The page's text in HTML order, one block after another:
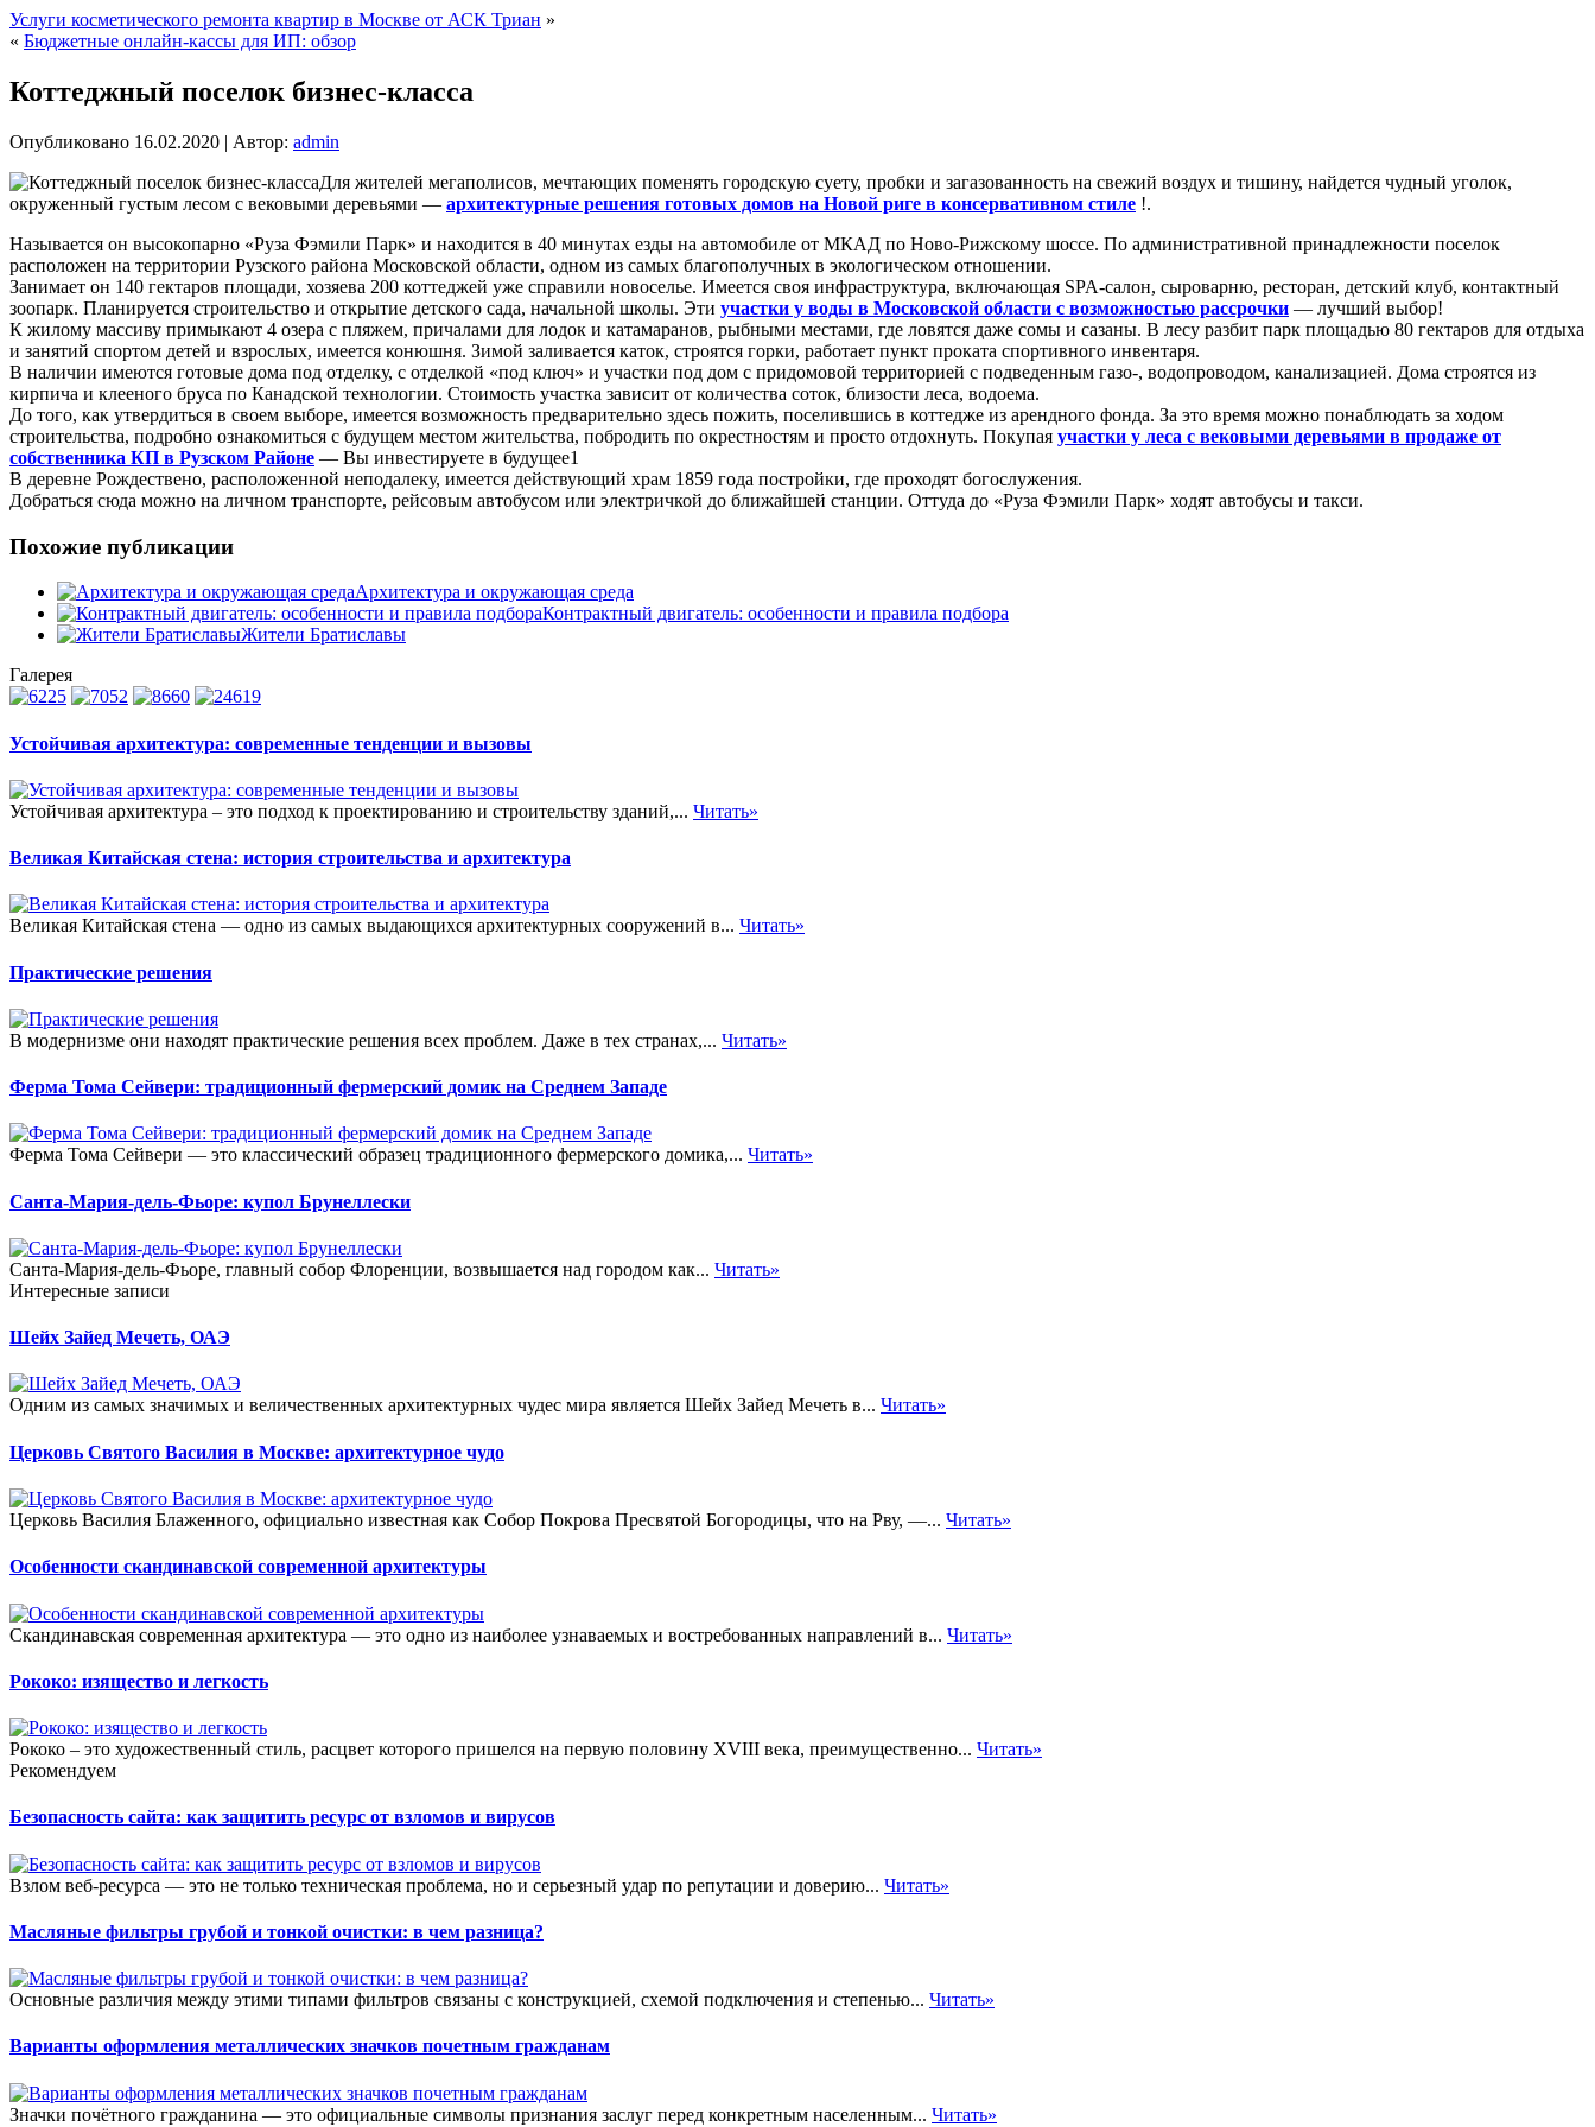
Услуги косметического ремонта квартир в Москве от АСК Триан »
« Бюджетные онлайн-кассы для ИП: обзор
Коттеджный поселок бизнес-класса
Опубликовано 16.02.2020 | Автор: admin
Для жителей мегаполисов, мечтающих поменять городскую суету, пробки и загазованность на свежий воздух и тишину, найдется чудный уголок,
окруженный густым лесом с вековыми деревьями — архитектурные решения готовых домов на Новой риге в консервативном стиле !.
Называется он высокопарно «Руза Фэмили Парк» и находится в 40 минутах езды на автомобиле от МКАД по Ново-Рижскому шоссе. По административной принадлежности поселок
расположен на территории Рузского района Московской области, одном из самых благополучных в экологическом отношении.
Занимает он 140 гектаров площади, хозяева 200 коттеджей уже справили новоселье. Имеется своя инфраструктура, включающая SPA-салон, сыроварню, ресторан, детский клуб, контактный
зоопарк. Планируется строительство и открытие детского сада, начальной школы. Эти участки у воды в Московской области с возможностью рассрочки — лучший выбор!
К жилому массиву примыкают 4 озера с пляжем, причалами для лодок и катамаранов, рыбными местами, где ловятся даже сомы и сазаны. В лесу разбит парк площадью 80 гектаров для отдыха
и занятий спортом детей и взрослых, имеется конюшня. Зимой заливается каток, строятся горки, работает пункт проката спортивного инвентаря.
В наличии имеются готовые дома под отделку, с отделкой «под ключ» и участки под дом с придомовой территорией с подведенным газо-, водопроводом, канализацией. Дома строятся из
кирпича и клееного бруса по Канадской технологии. Стоимость участка зависит от количества соток, близости леса, водоема.
До того, как утвердиться в своем выборе, имеется возможность предварительно здесь пожить, поселившись в коттедже из арендного фонда. За это время можно понаблюдать за ходом
строительства, подробно ознакомиться с будущем местом жительства, побродить по окрестностям и просто отдохнуть. Покупая участки у леса с вековыми деревьями в продаже от
собственника КП в Рузском Районе — Вы инвестируете в будущее1
В деревне Рождествено, расположенной неподалеку, имеется действующий храм 1859 года постройки, где проходят богослужения.
Добраться сюда можно на личном транспорте, рейсовым автобусом или электричкой до ближайшей станции. Оттуда до «Руза Фэмили Парк» ходят автобусы и такси.
Похожие публикации
Архитектура и окружающая среда
Контрактный двигатель: особенности и правила подбора
Жители Братиславы
Галерея
Устойчивая архитектура: современные тенденции и вызовы
Устойчивая архитектура – это подход к проектированию и строительству зданий,... Читать»
Великая Китайская стена: история строительства и архитектура
Великая Китайская стена — одно из самых выдающихся архитектурных сооружений в... Читать»
Практические решения
В модернизме они находят практические решения всех проблем. Даже в тех странах,... Читать»
Ферма Тома Сейвери: традиционный фермерский домик на Среднем Западе
Ферма Тома Сейвери — это классический образец традиционного фермерского домика,... Читать»
Санта-Мария-дель-Фьоре: купол Брунеллески
Санта-Мария-дель-Фьоре, главный собор Флоренции, возвышается над городом как... Читать»
Интересные записи
Шейх Зайед Мечеть, ОАЭ
Одним из самых значимых и величественных архитектурных чудес мира является Шейх Зайед Мечеть в... Читать»
Церковь Святого Василия в Москве: архитектурное чудо
Церковь Василия Блаженного, официально известная как Собор Покрова Пресвятой Богородицы, что на Рву, —... Читать»
Особенности скандинавской современной архитектуры
Скандинавская современная архитектура — это одно из наиболее узнаваемых и востребованных направлений в... Читать»
Рококо: изящество и легкость
Рококо – это художественный стиль, расцвет которого пришелся на первую половину XVIII века, преимущественно... Читать»
Рекомендуем
Безопасность сайта: как защитить ресурс от взломов и вирусов
Взлом веб-ресурса — это не только техническая проблема, но и серьезный удар по репутации и доверию... Читать»
Масляные фильтры грубой и тонкой очистки: в чем разница?
Основные различия между этими типами фильтров связаны с конструкцией, схемой подключения и степенью... Читать»
Варианты оформления металлических значков почетным гражданам
Значки почётного гражданина — это официальные символы признания заслуг перед конкретным населенным... Читать»